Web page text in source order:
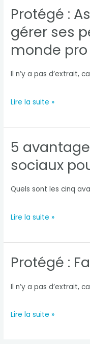
pour
manager
une
équipe
mieux
Protégé :
gérer ses
monde pro
Il n’y a pas d’extrait,
Protégé :
Comment
gérer
ses
le
monde
Lire la suite »
5
sociaux
Quels sont les cinq
5
réseaux
sociaux
Lire la suite »
Protégé :
Il n’y a pas d’extrait,
Protégé :
Lire la suite »